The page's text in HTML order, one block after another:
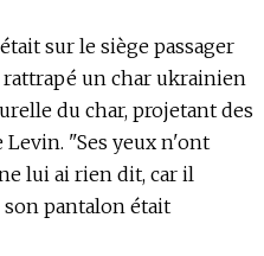
sur le siège passager
rattrapé un char ukrainien
du char, projetant des
Levin. "Ses yeux n'ont
lui ai rien dit, car il
son pantalon était